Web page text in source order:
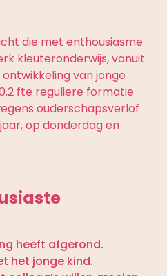
die met enthousiasme
kleuteronderwijs, vanuit
van jonge
fte reguliere formatie
ouderschapsverlof
op donderdag en
heeft afgerond.
het jonge kind.